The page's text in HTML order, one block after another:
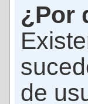
¿Por
de